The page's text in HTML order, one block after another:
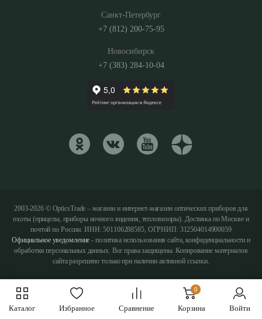
Каталог Избранное Сравнение
0
Корзина Войти
Санкт-Петербург
+7 (812) 200-75-95
Новосибирск
+7 (383) 284-10-04
2003-2026 © OpticsTrade – магазин и интернет-магазин оптических приборов для
охоты (прицелы, приборы ночного видения, тепловизоры). Доставка по Москве и
почтой по России. ИНН: 501106288585, ОГРНИП: 312504014900059
Официальное уведомление - политика использования сайта, конфиденциальности и
обработки персональных данных. Все права защищены. Копирование материалов
сайта разрешено только при наличии активной ссылки.